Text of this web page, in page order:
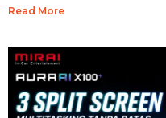
Read More